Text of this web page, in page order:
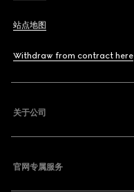
站点地图
Withdraw from contract here
关于公司
官网专属服务